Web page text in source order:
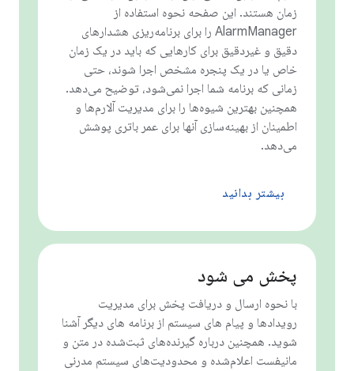
زمان هستند. این صفحه نحوه استفاده از
AlarmManager را برای برنامه‌ریزی هشدارهای
دقیق و غیردقیق برای کارهایی که باید در یک زمان
خاص یا در یک پنجره مشخص اجرا شوند، حتی
زمانی که برنامه شما اجرا نمی‌شود، توضیح می‌دهد.
همچنین بهترین شیوه‌ها را برای مدیریت آلارم‌ها و
اطمینان از بهینه‌سازی آنها برای عمر باتری پوشش
می‌دهد.
بیشتر بدانید
پخش می شود
با نحوه ارسال و دریافت پخش برای مدیریت
رویدادها و پیام های سیستم از برنامه های دیگر آشنا
شوید. همچنین درباره گیرنده‌های ثبت‌شده در متن و
مانیفست اعلام‌شده و محدودیت‌های سیستم مدرنی